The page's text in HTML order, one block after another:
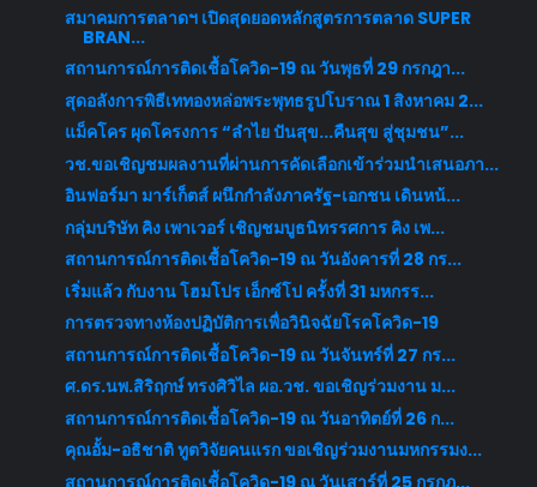
สมาคมการตลาดฯ เปิดสุดยอดหลักสูตรการตลาด SUPER
BRAN...
สถานการณ์การติดเชื้อโควิด-19 ณ วันพุธที่ 29 กรกฎา...
สุดอลังการพิธีเททองหล่อพระพุทธรูปโบราณ 1 สิงหาคม 2...
แม็คโคร ผุดโครงการ “ลำไย ปันสุข...คืนสุข สู่ชุมชน”...
วช.ขอเชิญชมผลงานที่ผ่านการคัดเลือกเข้าร่วมนำเสนอภา...
อินฟอร์มา มาร์เก็ตส์ ผนึกกำลังภาครัฐ-เอกชน เดินหน้...
กลุ่มบริษัท คิง เพาเวอร์ เชิญชมบูธนิทรรศการ คิง เพ...
สถานการณ์การติดเชื้อโควิด-19 ณ วันอังคารที่ 28 กร...
เริ่มแล้ว กับงาน โฮมโปร เอ็กซ์โป ครั้งที่ 31 มหกรร...
การตรวจทางห้องปฏิบัติการเพื่อวินิจฉัยโรคโควิด-19
สถานการณ์การติดเชื้อโควิด-19 ณ วันจันทร์ที่ 27 กร...
ศ.ดร.นพ.สิริฤกษ์ ทรงศิวิไล ผอ.วช. ขอเชิญร่วมงาน ม...
สถานการณ์การติดเชื้อโควิด-19 ณ วันอาทิตย์ที่ 26 ก...
คุณอั้ม-อธิชาติ ทูตวิจัยคนแรก ขอเชิญร่วมงานมหกรรมง...
สถานการณ์การติดเชื้อโควิด-19 ณ วันเสาร์ที่ 25 กรกฎ...